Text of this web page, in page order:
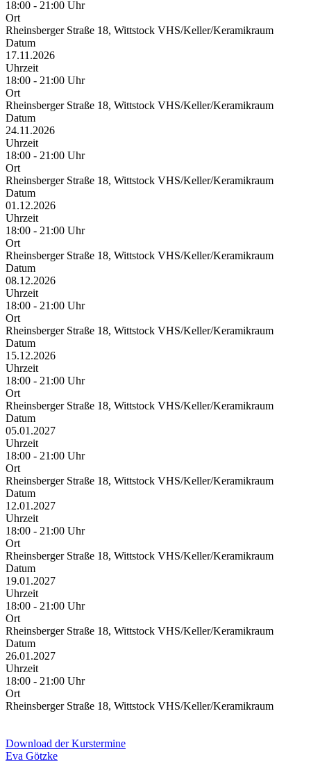
18:00 - 21:00 Uhr
Ort
Rheinsberger Straße 18, Wittstock VHS/Keller/Keramikraum
Datum
17.11.2026
Uhrzeit
18:00 - 21:00 Uhr
Ort
Rheinsberger Straße 18, Wittstock VHS/Keller/Keramikraum
Datum
24.11.2026
Uhrzeit
18:00 - 21:00 Uhr
Ort
Rheinsberger Straße 18, Wittstock VHS/Keller/Keramikraum
Datum
01.12.2026
Uhrzeit
18:00 - 21:00 Uhr
Ort
Rheinsberger Straße 18, Wittstock VHS/Keller/Keramikraum
Datum
08.12.2026
Uhrzeit
18:00 - 21:00 Uhr
Ort
Rheinsberger Straße 18, Wittstock VHS/Keller/Keramikraum
Datum
15.12.2026
Uhrzeit
18:00 - 21:00 Uhr
Ort
Rheinsberger Straße 18, Wittstock VHS/Keller/Keramikraum
Datum
05.01.2027
Uhrzeit
18:00 - 21:00 Uhr
Ort
Rheinsberger Straße 18, Wittstock VHS/Keller/Keramikraum
Datum
12.01.2027
Uhrzeit
18:00 - 21:00 Uhr
Ort
Rheinsberger Straße 18, Wittstock VHS/Keller/Keramikraum
Datum
19.01.2027
Uhrzeit
18:00 - 21:00 Uhr
Ort
Rheinsberger Straße 18, Wittstock VHS/Keller/Keramikraum
Datum
26.01.2027
Uhrzeit
18:00 - 21:00 Uhr
Ort
Rheinsberger Straße 18, Wittstock VHS/Keller/Keramikraum
Download der Kurstermine
Eva Götzke